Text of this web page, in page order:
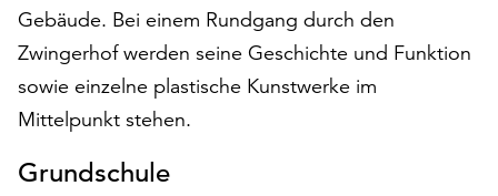
steht
Ihnen
am
Ende
der
Seite
die
Gebäude. Bei einem Rundgang durch den
Zwingerhof werden seine Geschichte und Funktion
sowie einzelne plastische Kunstwerke im
Mittelpunkt stehen.
Grundschule